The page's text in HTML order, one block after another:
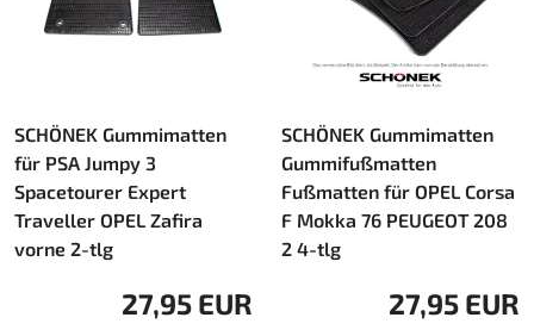
SCHÖNEK Gummimatten
für PSA Jumpy 3
Spacetourer Expert
Traveller OPEL Zafira
vorne 2-tlg
27,95 EUR
SCHÖNEK Gummimatten
Gummifußmatten
Fußmatten für OPEL Corsa
F Mokka 76 PEUGEOT 208
2 4-tlg
27,95 EUR